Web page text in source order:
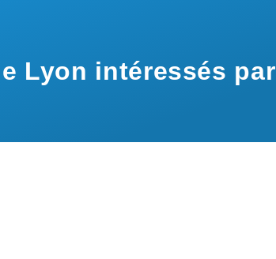
Lyon intéressés par